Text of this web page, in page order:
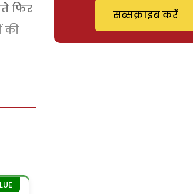
फिर
की
सब्सक्राइब करें